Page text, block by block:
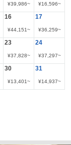
¥39,986~ ¥16,596~
16
¥44,151~
17
¥36,259~
23
¥37,828~
24
¥37,297~
30
¥13,401~
31
¥14,937~